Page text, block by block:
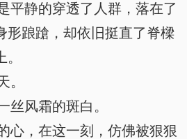
静的穿透了人群，落在了
形踉蹌，却依旧挺直了脊樑
风霜的斑白。
，在这一刻，仿佛被狠狠